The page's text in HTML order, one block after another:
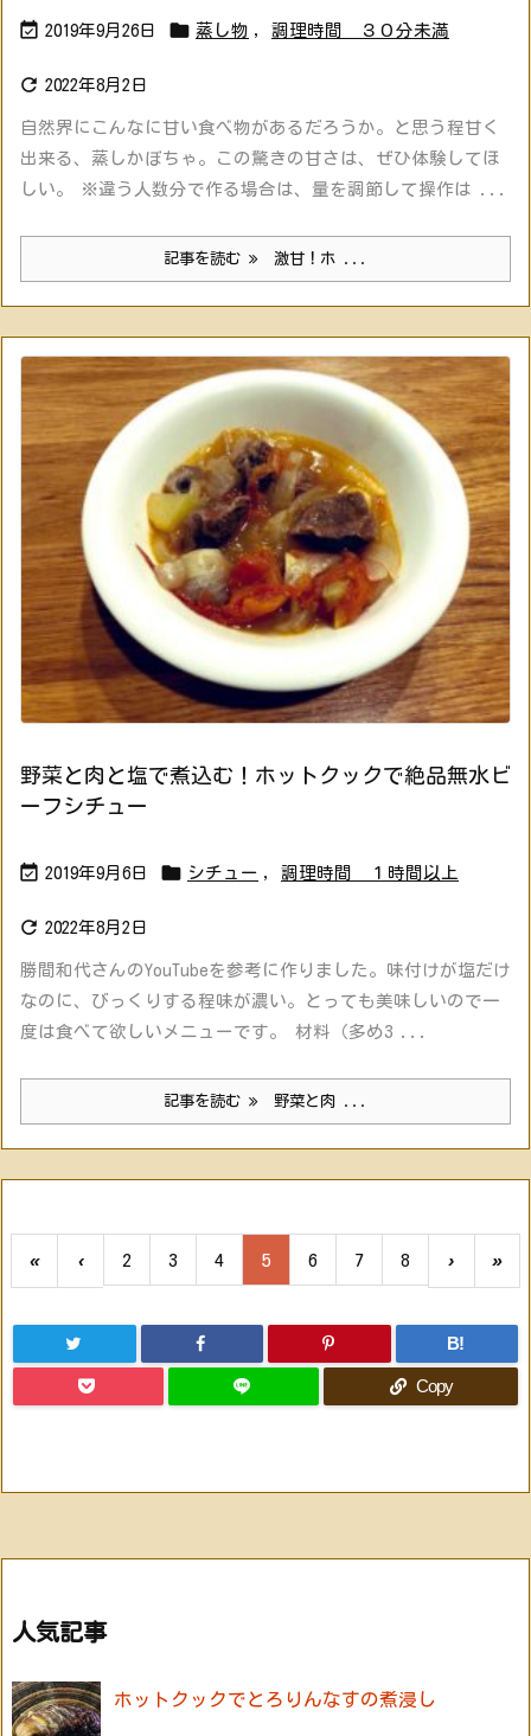
 2019年9月26日  蒸し物 , 調理時間 ３０分未満
 2022年8月2日
自然界にこんなに甘い食べ物があるだろうか。と思う程甘く
出来る、蒸しかぼちゃ。この驚きの甘さは、ぜひ体験してほ
しい。 ※違う人数分で作る場合は、量を調節して操作は ...
記事を読む 激甘！ホ ...
野菜と肉と塩で煮込む！ホットクックで絶品無水ビ
ーフシチュー
 2019年9月6日  シチュー , 調理時間 １時間以上
 2022年8月2日
勝間和代さんのYouTubeを参考に作りました。味付けが塩だけ
なのに、びっくりする程味が濃い。とっても美味しいので一
度は食べて欲しいメニューです。 材料（多め3 ...
記事を読む 野菜と肉 ...
« ‹ 2 3 4 5 6 7 8 › »
B!
Copy
人気記事
ホットクックでとろりんなすの煮浸し